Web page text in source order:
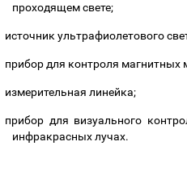
проходящем свете;
источник ультрафиолетового
прибор для контроля магнитных
измерительная линейка;
прибор для визуального
инфракрасных лучах.